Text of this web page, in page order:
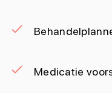
Medicatie